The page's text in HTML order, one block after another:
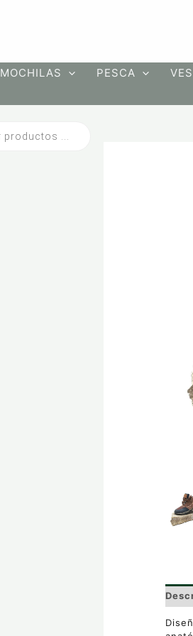
MOCHILAS PESCA